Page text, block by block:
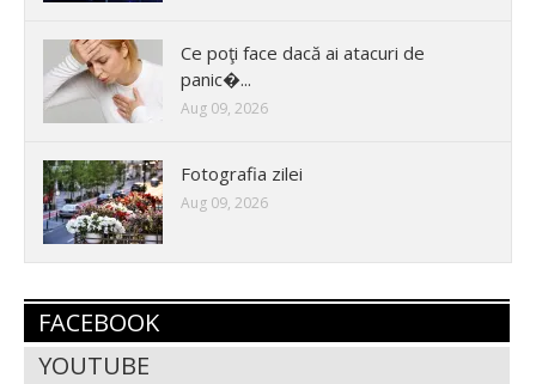
Ce poţi face dacă ai atacuri de
panic�...
Aug 09, 2026
Fotografia zilei
Aug 09, 2026
FACEBOOK
YOUTUBE